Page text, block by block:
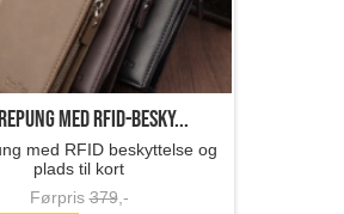
med RFID-besky...
med RFID beskyttelse og
plads til kort
Førpris379,-